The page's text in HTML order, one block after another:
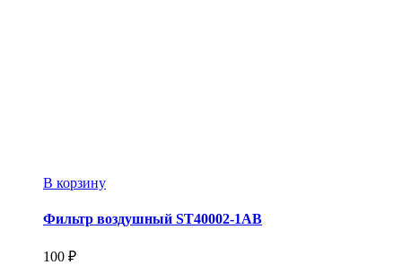
В корзину
Фильтр воздушный ST40002-1AB
100 ₽